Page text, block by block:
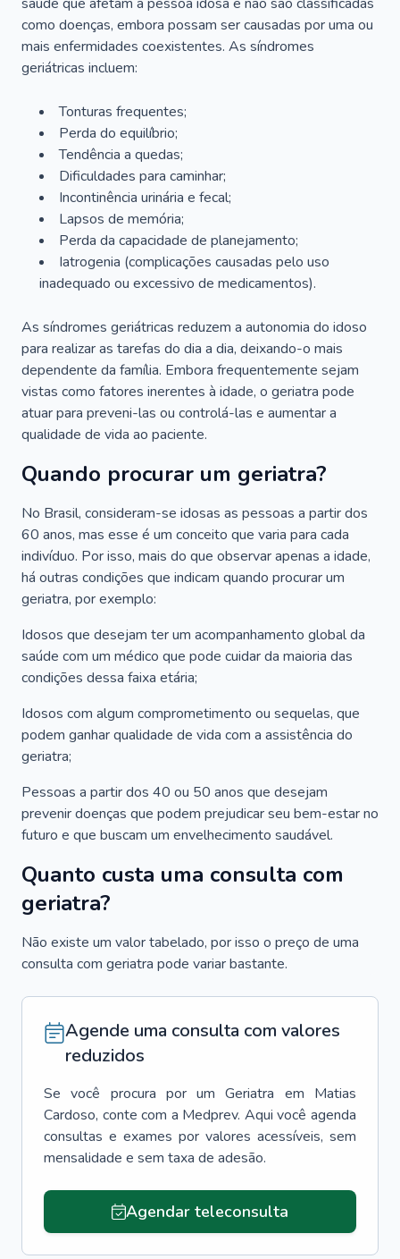
como doenças, embora possam ser causadas por uma ou
mais enfermidades coexistentes. As síndromes
geriátricas incluem:
Tonturas frequentes;
Perda do equilíbrio;
Tendência a quedas;
Dificuldades para caminhar;
Incontinência urinária e fecal;
Lapsos de memória;
Perda da capacidade de planejamento;
Iatrogenia (complicações causadas pelo uso
inadequado ou excessivo de medicamentos).
As síndromes geriátricas reduzem a autonomia do idoso
para realizar as tarefas do dia a dia, deixando-o mais
dependente da família. Embora frequentemente sejam
vistas como fatores inerentes à idade, o geriatra pode
atuar para preveni-las ou controlá-las e aumentar a
qualidade de vida ao paciente.
Quando procurar um geriatra?
No Brasil, consideram-se idosas as pessoas a partir dos
60 anos, mas esse é um conceito que varia para cada
indivíduo. Por isso, mais do que observar apenas a idade,
há outras condições que indicam quando procurar um
geriatra, por exemplo:
Idosos que desejam ter um acompanhamento global da
saúde com um médico que pode cuidar da maioria das
condições dessa faixa etária;
Idosos com algum comprometimento ou sequelas, que
podem ganhar qualidade de vida com a assistência do
geriatra;
Pessoas a partir dos 40 ou 50 anos que desejam
prevenir doenças que podem prejudicar seu bem-estar no
futuro e que buscam um envelhecimento saudável.
Quanto custa uma consulta com
geriatra?
Não existe um valor tabelado, por isso o preço de uma
consulta com geriatra pode variar bastante.
Agende uma consulta com valores
reduzidos
Se você procura por um Geriatra em Matias
Cardoso, conte com a Medprev. Aqui você agenda
consultas e exames por valores acessíveis, sem
mensalidade e sem taxa de adesão.
Agendar teleconsulta